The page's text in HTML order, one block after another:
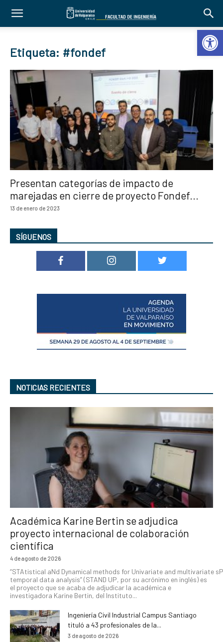
Abrir
Etiqueta: #fondef
Presentan categorías de impacto de
marejadas en cierre de proyecto Fondef...
13 de enero de 2023
SÍGUENOS
NOTICIAS RECIENTES
Académica Karine Bertin se adjudica
proyecto internacional de colaboración
científica
4 de agosto de 2026
“STAtistical aNd Dynamical methods for Univariate and multivariate
temporal data analysis” (STAND UP, por su acrónimo en inglés) es
el proyecto que se acaba de adjudicar la académica e
investigadora Karine Bertin, del Instituto...
Ingeniería Civil Industrial Campus Santiago
tituló a 43 profesionales de la...
3 de agosto de 2026